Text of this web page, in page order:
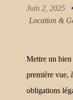
Juin 2, 2025
Location &
Mettre un bien
première vue,
obligations